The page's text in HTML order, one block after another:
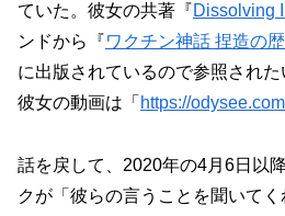
ていた。彼女の共著『Dissolving
ンドから『ワクチン神話 捏造の
に出版されているので参照され
彼女の動画は「 https://
話を戻して、2020年の4月6日以
クが「彼らの言うことを聞いて